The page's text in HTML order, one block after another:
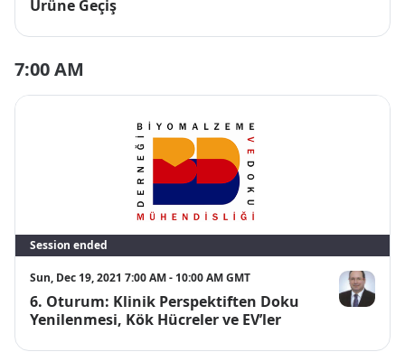
Ürüne Geçiş
7:00 AM
Session ended
Sun, Dec 19, 2021 7:00 AM - 10:00 AM GMT
6. Oturum: Klinik Perspektiften Doku
Yenilenmesi, Kök Hücreler ve EV’ler
Feza